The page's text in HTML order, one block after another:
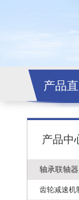
产品
产品中
轴承联轴器
齿轮减速机